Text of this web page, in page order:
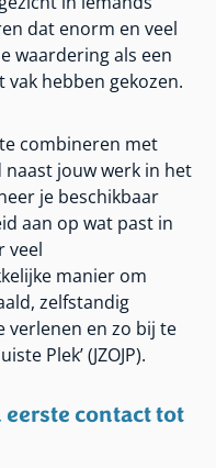
dat enorm en veel
waardering als een
hebben gekozen.
combineren met
jouw werk in het
je beschikbaar
aan op wat past in
veel
manier om
zelfstandig
verlenen en zo bij te
Plek’ (JZOJP).
contact tot